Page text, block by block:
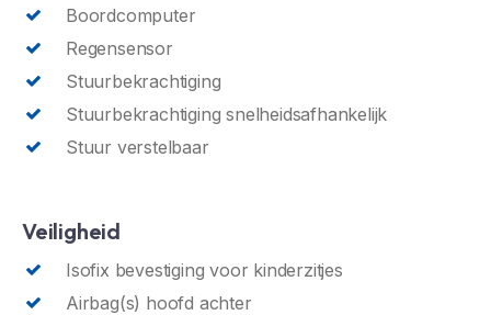
Boordcomputer
Regensensor
Stuurbekrachtiging
Stuurbekrachtiging snelheidsafhankelijk
Stuur verstelbaar
Veiligheid
Isofix bevestiging voor kinderzitjes
Airbag(s) hoofd achter